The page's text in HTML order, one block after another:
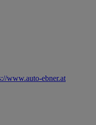
www.auto-ebner.at